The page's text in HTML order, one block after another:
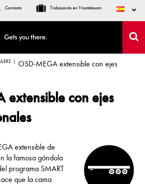
Contacto Trabajando en Nooteboom
OSD-MEGA extensible con ejes
extensible con ejes
extensible de
la famosa góndola
programa SMART
que la cama